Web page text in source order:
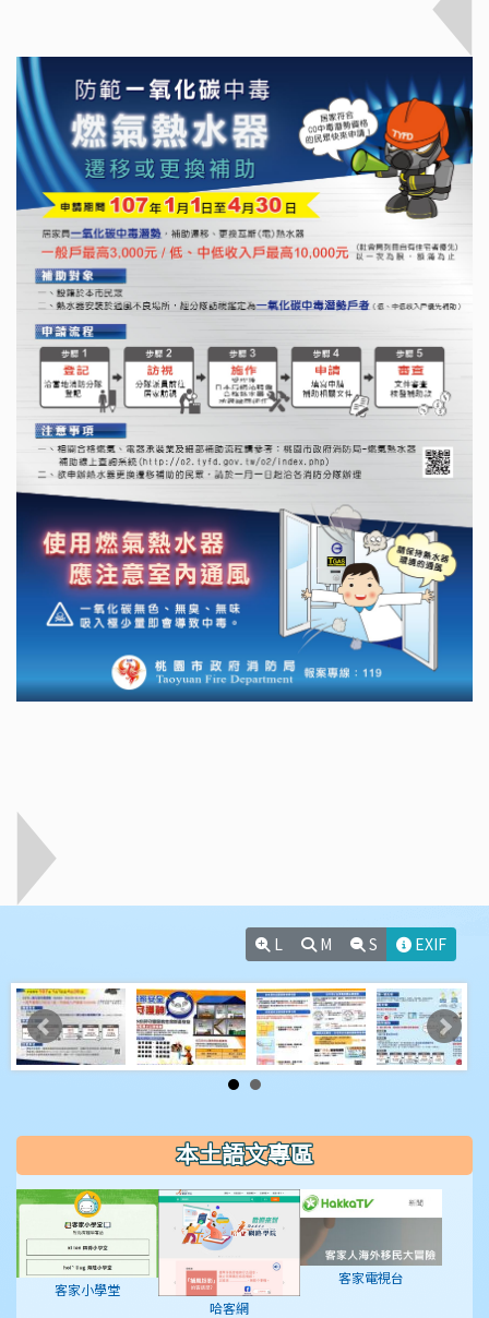
L M S EXIF
本土語文專區
客家小學堂
哈客網
客家電視台